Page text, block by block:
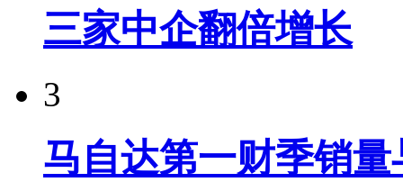
三家中企翻倍增长
3
马自达第一财季销